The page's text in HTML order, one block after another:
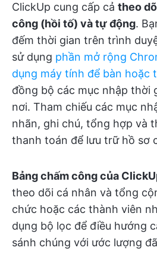
ClickUp cung cấp cả theo
công (hồi tố) và tự động.
đếm thời gian trên trình
sử dụng phần mở rộng
dụng máy tính để bàn hoặc
đồng bộ các mục nhập thời
nơi. Tham chiếu các mục
nhãn, ghi chú, tổng hợp và
thanh toán để lưu trữ hồ sơ
Bảng chấm công của
theo dõi cá nhân và tổng
chức hoặc các thành viên
dụng bộ lọc để điều hướng
sánh chúng với ước lượng